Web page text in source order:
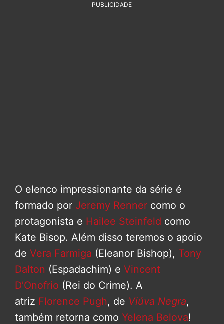
PUBLICIDADE
O elenco impressionante da série é
formado por Jeremy Renner como o
protagonista e Hailee Steinfeld como
Kate Bisop. Além disso teremos o apoio
de Vera Farmiga (Eleanor Bishop), Tony
Dalton (Espadachim) e Vincent
D’Onofrio (Rei do Crime). A
atriz Florence Pugh, de Viúva Negra,
também retorna como Yelena Belova!